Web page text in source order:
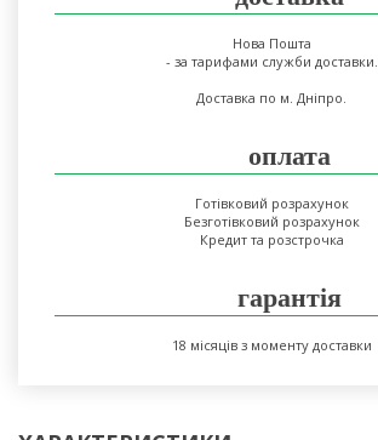
Нова Пошта
- за тарифами служби доставки.
Доставка по м. Дніпро.
оплата
Готівковий розрахунок
Безготівковий розрахунок
Кредит та розстрочка
гарантія
18 місяців з моменту доставки